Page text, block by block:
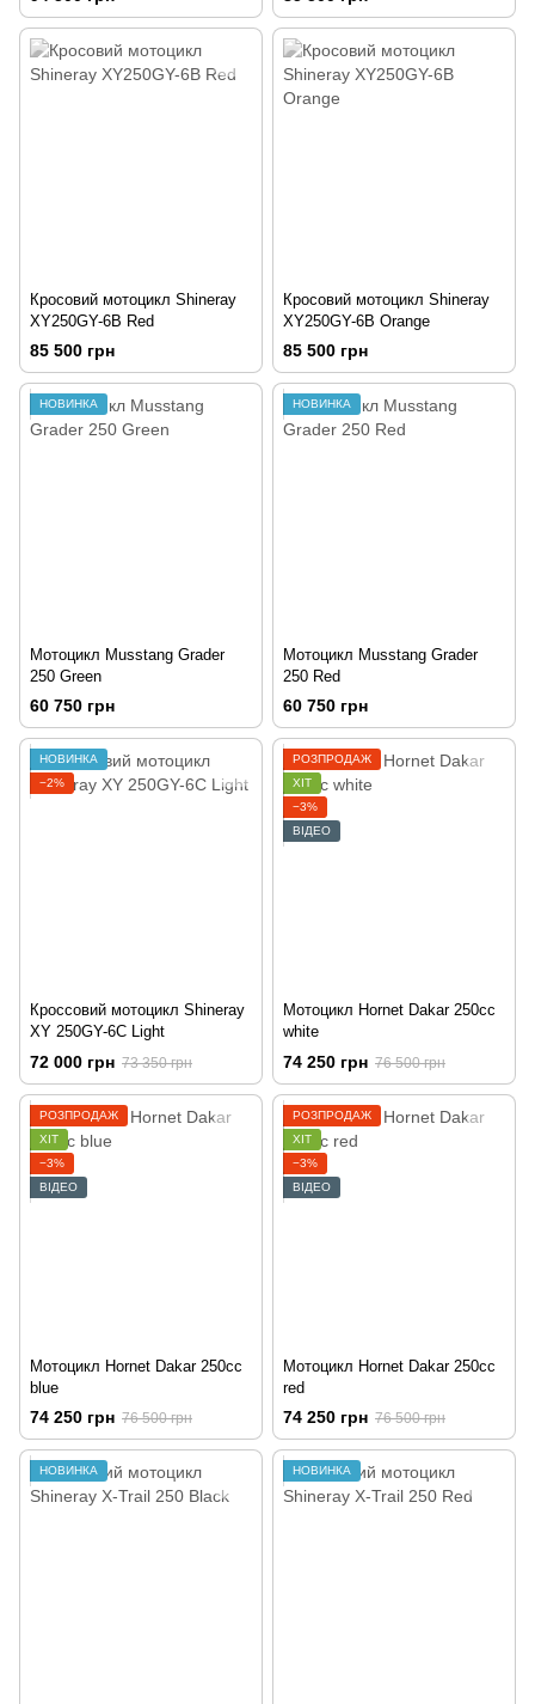
Кросовий мотоцикл Shineray
XY250GY-6B Red
85 500 грн
Кросовий мотоцикл Shineray
XY250GY-6B Orange
85 500 грн
НОВИНКА
Мотоцикл Musstang Grader
250 Green
60 750 грн
НОВИНКА
Мотоцикл Musstang Grader
250 Red
60 750 грн
НОВИНКА
−2%
Кроссовий мотоцикл Shineray
XY 250GY-6C Light
72 000 грн 73 350 грн
РОЗПРОДАЖ
ХІТ
−3%
ВІДЕО
Мотоцикл Hornet Dakar 250cc
white
74 250 грн 76 500 грн
РОЗПРОДАЖ
ХІТ
−3%
ВІДЕО
Мотоцикл Hornet Dakar 250cc
blue
74 250 грн 76 500 грн
РОЗПРОДАЖ
ХІТ
−3%
ВІДЕО
Мотоцикл Hornet Dakar 250cc
red
74 250 грн 76 500 грн
НОВИНКА НОВИНКА